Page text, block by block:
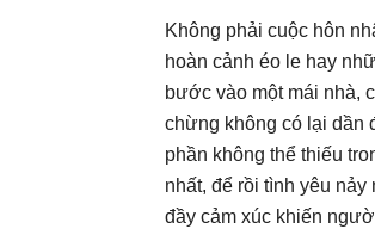
Không phải cuộc hôn
hoàn cảnh éo le hay
bước vào một mái nhà,
chừng không có lại dần
phần không thể thiếu
nhất, để rồi tình yêu
đầy cảm xúc khiến